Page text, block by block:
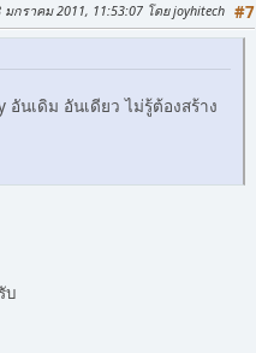
#7
มกราคม 2011, 11:53:07 โดย joyhitech
นเดิม อันเดียว ไม่รู้ต้องสร้าง
บ